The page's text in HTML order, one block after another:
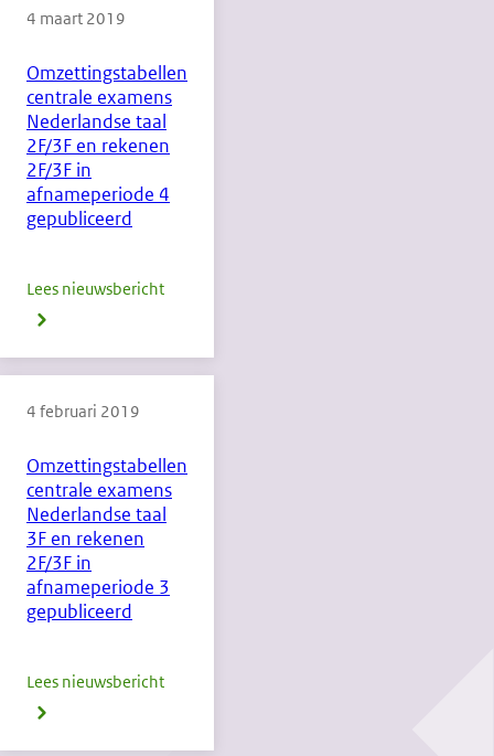
2F/3F
en
rekenen
in
Omzettingstabellen
centrale examens
Nederlandse taal
2F/3F en rekenen
2F/3F in
afnameperiode 4
gepubliceerd
4 maart 2019
Lees nieuwsbericht
examens
2F/3F
en
in
Omzettingstabellen
centrale examens
Nederlandse taal
3F en rekenen
2F/3F in
afnameperiode 3
gepubliceerd
4 februari 2019
Lees nieuwsbericht